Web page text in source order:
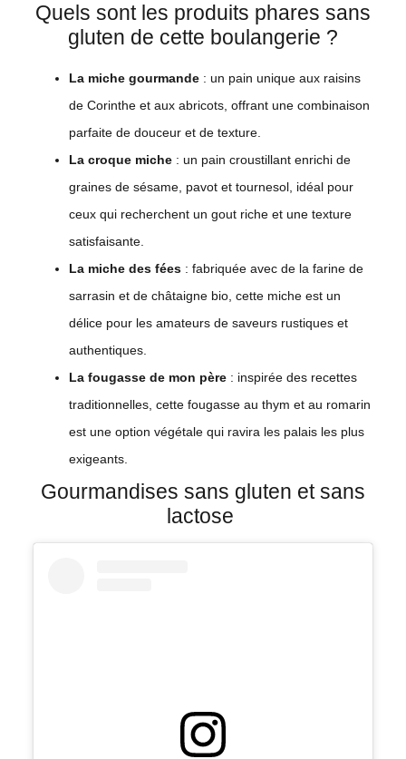
Quels sont les produits phares sans
gluten de cette boulangerie ?
La miche gourmande : un pain unique aux raisins
de Corinthe et aux abricots, offrant une combinaison
parfaite de douceur et de texture.
La croque miche : un pain croustillant enrichi de
graines de sésame, pavot et tournesol, idéal pour
ceux qui recherchent un gout riche et une texture
satisfaisante.
La miche des fées : fabriquée avec de la farine de
sarrasin et de châtaigne bio, cette miche est un
délice pour les amateurs de saveurs rustiques et
authentiques.
La fougasse de mon père : inspirée des recettes
traditionnelles, cette fougasse au thym et au romarin
est une option végétale qui ravira les palais les plus
exigeants.
Gourmandises sans gluten et sans
lactose